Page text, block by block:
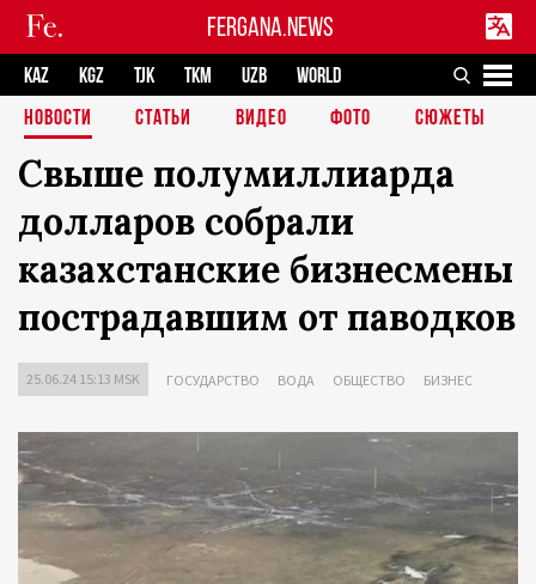
FERGANA.NEWS
KAZ KGZ TJK TKM UZB
WORLD
НОВОСТИ
СТАТЬИ ВИДЕО ФОТО СЮЖЕТЫ
Свыше полумиллиарда
долларов собрали
казахстанские бизнесмены
пострадавшим от паводков
25.06.24 15:13 MSK ГОСУДАРСТВО ВОДА ОБЩЕСТВО БИЗНЕС